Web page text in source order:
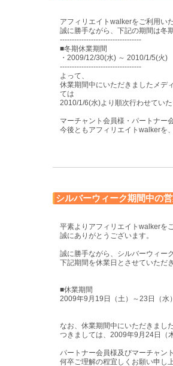
アフィリエイトwalkerをご利用い
誠に勝手ながら、下記の期間は冬
----------------------------------
■冬期休業期間
・2009/12/30(水) ～ 2010/1/5(火)
----------------------------------
よって、
休業期間中にいただきましたメデ
ては
2010/1/6(水)より順次行わせてい
マーチャント会員様・パートナー
今後ともアフィリエイトwalkerを
シルバーウィーク期間中の
平素よりアフィリエイトwalkerを
誠にありがとうございます。
誠に勝手ながら、シルバーウィー
下記期間を休業日とさせていただ
■休業期間
2009年9月19日（土）～23日（水
なお、休業期間中にいただきまし
つきましては、2009年9月24日（
パートナー会員様及びマーチャン
何卒ご理解の程宜しくお願い申し